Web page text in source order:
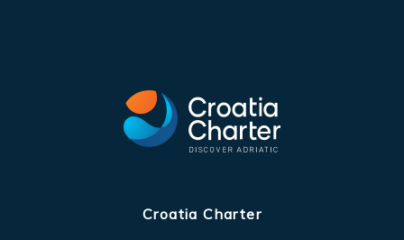
Croatia Charter